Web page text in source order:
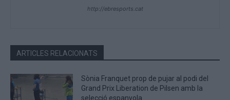
http://ebresports.cat
ARTICLES RELACIONATS
Sònia Franquet prop de pujar al podi del
Grand Prix Liberation de Pilsen amb la
selecció espanyola